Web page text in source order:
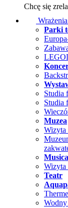
Chcę się
Wrażenia
Parki
Studia
Studia
Muzea
Wizyta
Wizyta
Teatr